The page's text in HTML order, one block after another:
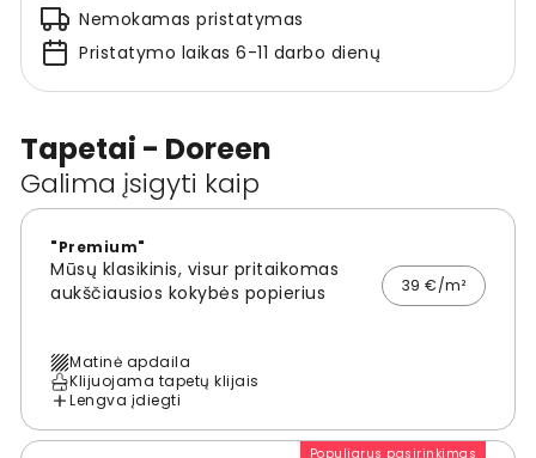
Tapetai - Doreen
Galima įsigyti kaip
"Premium"
Mūsų klasikinis, visur pritaikomas
aukščiausios kokybės popierius
39 €/m²
Matinė apdaila
Klijuojama tapetų klijais
Lengva įdiegti
Populiarus pasirinkimas
Nemokamas pristatymas
Pristatymo laikas 6-11 darbo dienų